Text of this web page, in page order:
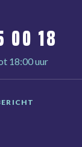
00 18
18:00 uur